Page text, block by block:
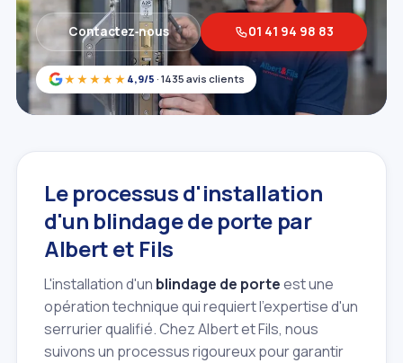
★★★★★ 4,9/5 · 1435 avis clients
Contactez‑nous 01 41 94 98 83
Le processus d'installation
d'un blindage de porte par
Albert et Fils
L'installation d'un blindage de porteest une
opération technique qui requiert l'expertise d'un
serrurier qualifié. Chez Albert et Fils, nous
suivons un processus rigoureux pour garantir